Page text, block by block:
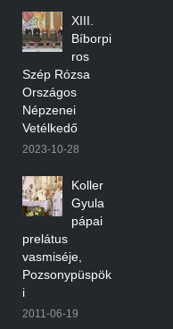
XIII.
Bíborpi
ros
Szép Rózsa
Országos
Népzenei
Vetélkedő
2023-10-28
Koller
Gyula
pápai
prelátus
vasmiséje,
Pozsonypüspök
i
2011-06-19